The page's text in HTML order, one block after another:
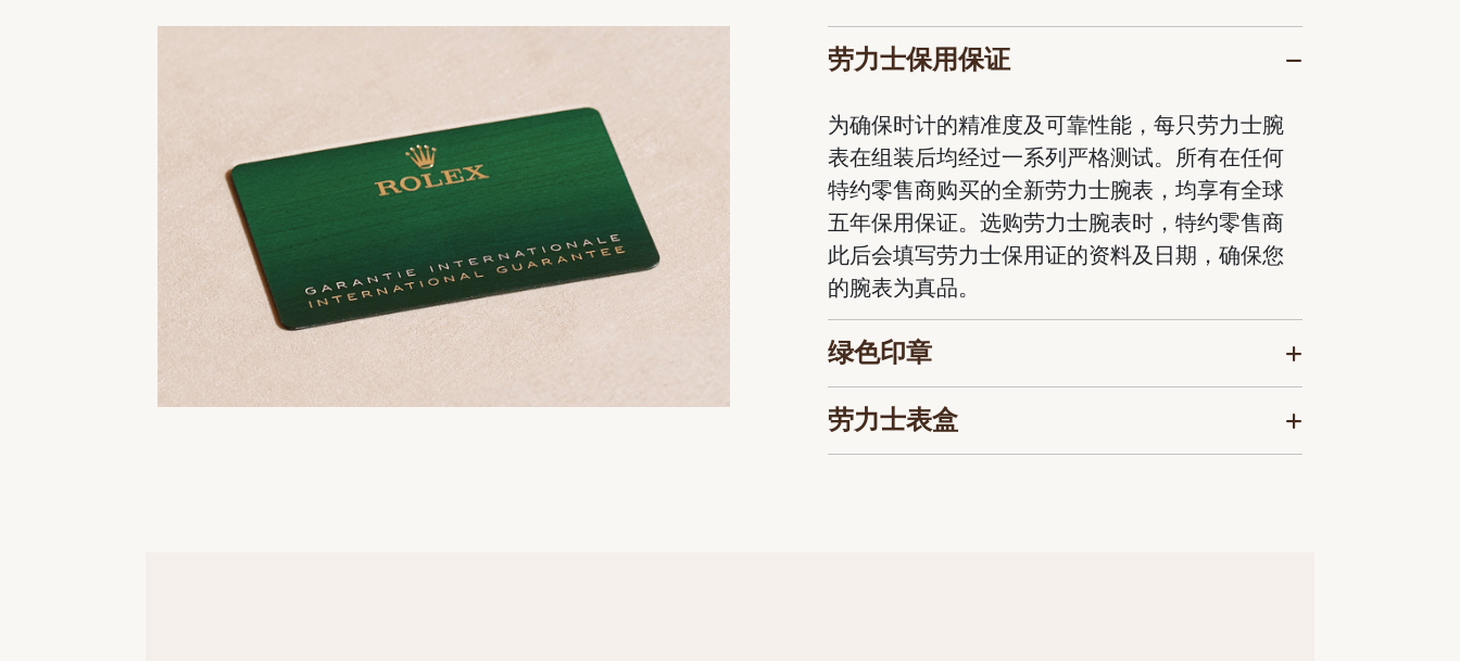
劳力士保用保证
为确保时计的精准度及可靠性能，每只劳力士腕
表在组装后均经过一系列严格测试。所有在任何
特约零售商购买的全新劳力士腕表，均享有全球
五年保用保证。选购劳力士腕表时，特约零售商
此后会填写劳力士保用证的资料及日期，确保您
的腕表为真品。
绿色印章
劳力士表盒